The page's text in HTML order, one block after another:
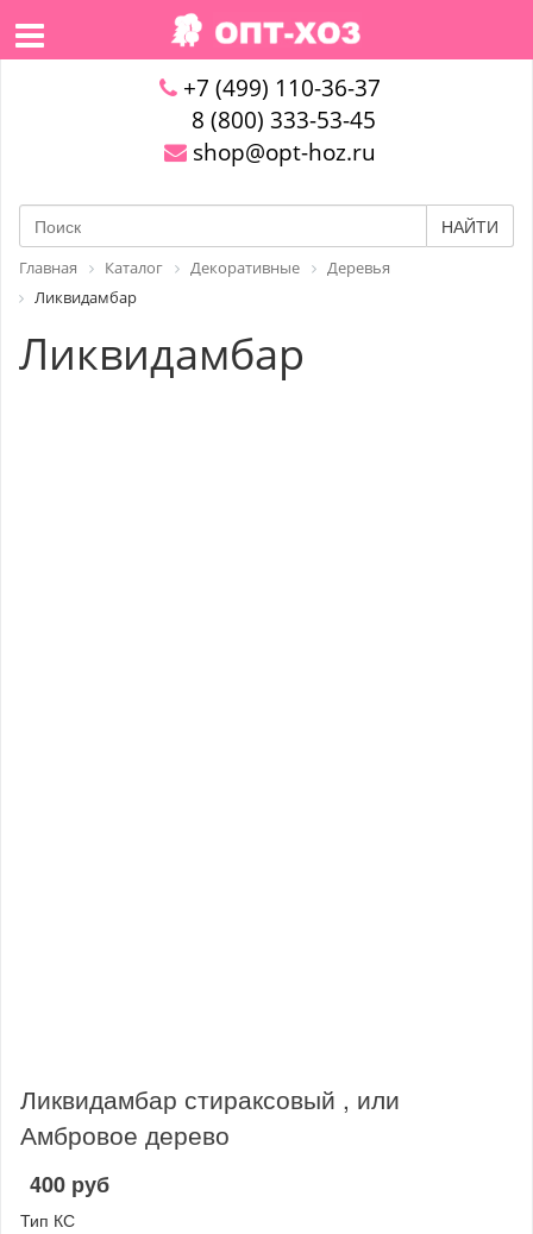
+7 (499) 110-36-37
8 (800) 333-53-45
shop@opt-hoz.ru
НАЙТИ
Главная Каталог Декоративные
Деревья
Ликвидамбар
Ликвидамбар
Ликвидамбар стираксовый , или
Амбровое дерево
400 руб
Тип КС